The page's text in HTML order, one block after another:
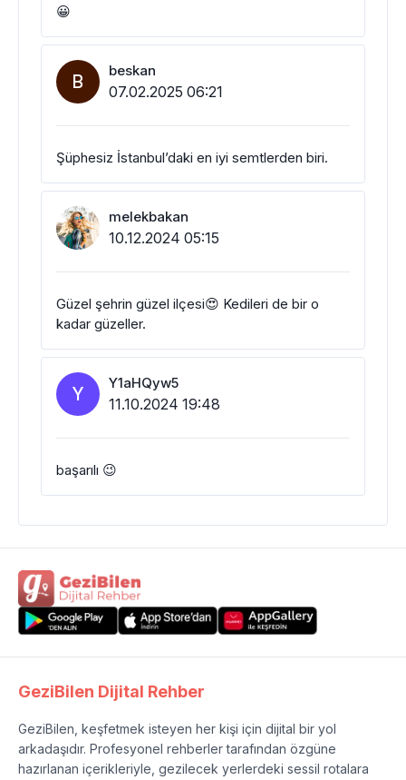
😀
B beskan
07.02.2025 06:21
Şüphesiz İstanbul’daki en iyi semtlerden biri.
melekbakan
10.12.2024 05:15
Güzel şehrin güzel ilçesi😍 Kedileri de bir o
kadar güzeller.
Y Y1aHQyw5
11.10.2024 19:48
başarılı 😉
GeziBilen Dijital Rehber
GeziBilen, keşfetmek isteyen her kişi için dijital bir yol
arkadaşıdır. Profesyonel rehberler tarafından özgüne
hazırlanan içerikleriyle, gezilecek yerlerdeki sessil rotalara